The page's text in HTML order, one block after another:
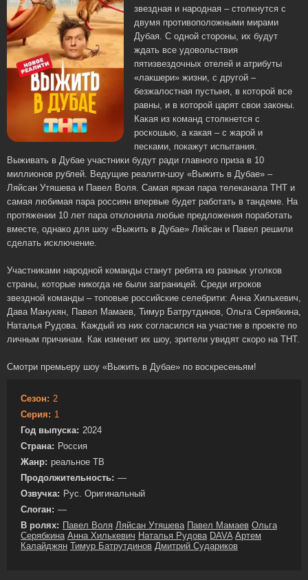
звездная и народная – столкнутся с
двумя противоположными мирами
Дубая. С одной стороны, их будут
ждать все удовольствия
пятизвездочных отелей и атрибуты
«лакшери» жизни, с другой –
безжалостная пустыня, в которой все
равны, и в которой царят свои законы.
Какая из команд столкнется с
роскошью, а какая – с жарой и
песками, покажут испытания.
Выживать в Дубае участники будут ради главного приза в 10
миллионов рублей. Ведущие реалити-шоу «Выжить в Дубае» –
Ляйсан Утяшева и Павел Воля. Самая яркая пара телеканала ТНТ и
самая любимая пара россиян впервые будет работать в тандеме. На
протяжении 10 лет пара отклоняла любые предложения поработать
вместе, однако для шоу «Выжить в Дубае» Ляйсан и Павел решили
сделать исключение.
Участниками народной команды станут ребята из разных уголков
страны, которые никогда не были заграницей. Среди игроков
звездной команды – топовые российские селебрити: Анна Хилькевич,
Дава Манукян, Павел Мамаев, Тимур Батрутдинов, Ольга Серябкина,
Наталья Рудова. Каждый из них согласился на участие в проекте по
личным причинам. Как изменит их шоу, зрители увидят скоро на ТНТ.
Смотри премьеру шоу «Выжить в Дубае» по воскресеньям!
Сезон: 2
Серия: 1
Год выпуска: 2024
Страна: Россия
Жанр: реальное ТВ
Продолжительность: —
Озвучка: Рус. Оригинальный
Слоган: —
В ролях: Павел Воля Ляйсан Утяшева Павел Мамаев Ольга
Серябкина Анна Хилькевич Наталья Рудова DAVA Артем
Калайджян Тимур Батрутдинов Дмитрий Судариков